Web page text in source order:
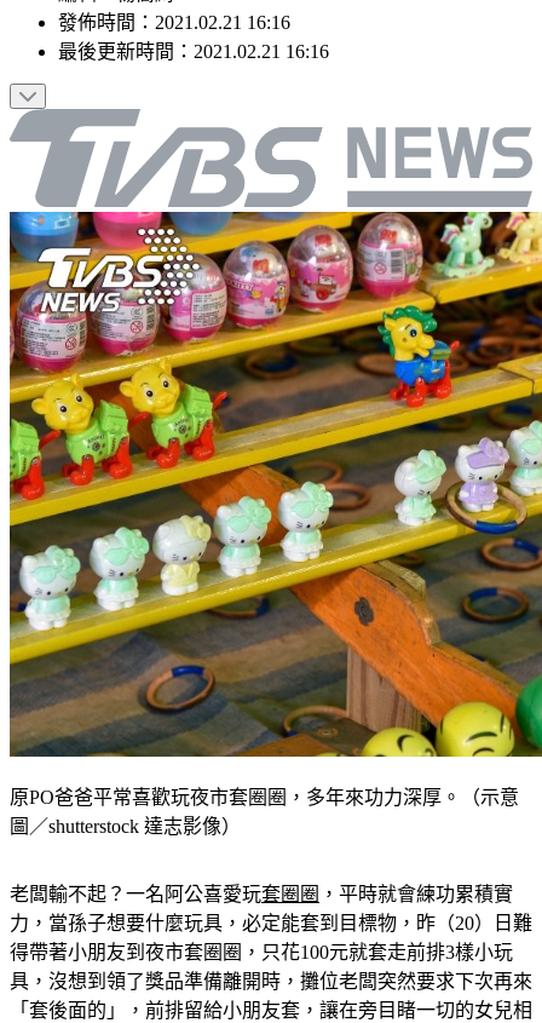
發佈時間： 2021.02.21 16:16
最後更新時間： 2021.02.21 16:16
原PO爸爸平常喜歡玩夜市套圈圈，多年來功力深厚。（示意
圖／shutterstock 達志影像）
老闆輸不起？一名阿公喜愛玩套圈圈 ，平時就會練功累積實
力，當孫子想要什麼玩具，必定能套到目標物，昨（20）日難
得帶著小朋友到夜市套圈圈，只花100元就套走前排3樣小玩
具，沒想到領了獎品準備離開時，攤位老闆突然要求下次再來
「套後面的」，前排留給小朋友套，讓在旁目睹一切的女兒相